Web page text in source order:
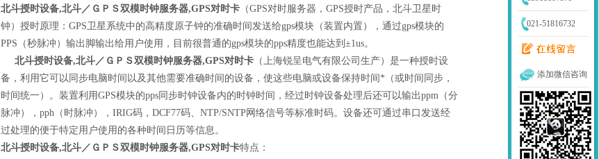
北斗授时设备,北斗／ＧＰＳ双模时钟服务器,GPS对时卡 （GPS对时服务器，GPS授时产品，北斗卫星时
钟）授时原理：GPS卫星系统中的高精度原子钟的准确时间发送给gps模块（装置内置），通过gps模块的
PPS（秒脉冲）输出脚输出给用户使用，目前很普通的gps模块的pps精度也能达到±1us。
北斗授时设备,北斗／ＧＰＳ双模时钟服务器,GPS对时卡 （上海锐呈电气有限公司生产）是一种授时设
备，利用它可以同步电脑时间以及其他需要准确时间的设备，使这些电脑或设备保持时间*（或时间同步，
时间统一）。装置利用GPS模块的pps同步时钟设备内的时钟时间，经过时钟设备处理后还可以输出ppm（分
脉冲），pph（时脉冲），IRIG码，DCF77码、NTP/SNTP网络信号等标准时码。设备还可通过串口发送经
过处理的便于特定用户使用的各种时间日历等信息。
北斗授时设备,北斗／ＧＰＳ双模时钟服务器,GPS对时卡特点：
021-51816732
添加微信咨询